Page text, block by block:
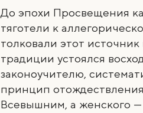
До эпохи Просвещения
тяготели к
толковали этот
традиции устоялся
законоучителю,
принцип
Всевышним, а женского